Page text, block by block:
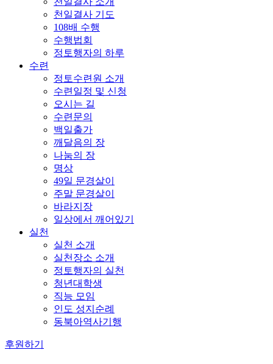
천일결사 기도
108배 수행
수행법회
정토행자의 하루
수련
정토수련원 소개
수련일정 및 신청
오시는 길
수련문의
백일출가
깨달음의 장
나눔의 장
명상
49일 문경살이
주말 문경살이
바라지장
일상에서 깨어있기
실천
실천 소개
실천장소 소개
정토행자의 실천
청년대학생
직능 모임
인도 성지순례
동북아역사기행
후원하기